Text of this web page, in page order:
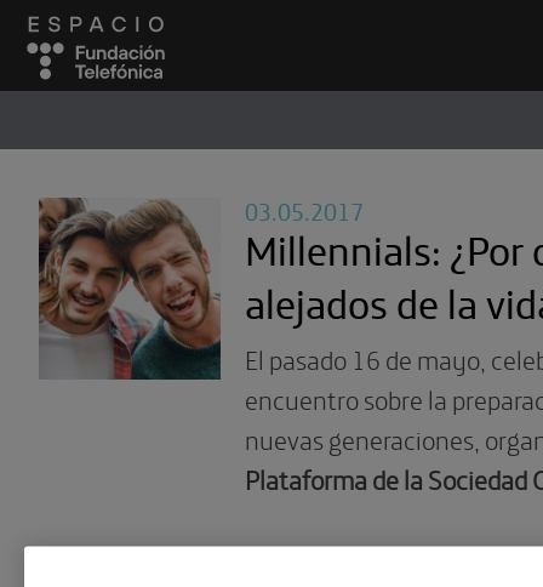
03.05.2017
Millennials: ¿Por
alejados de la
El pasado 16 de mayo,
encuentro sobre la
nuevas generaciones,
Plataforma de la Sociedad